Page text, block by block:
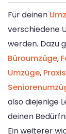
Für deinen
verschiedene
werden. Dazu
Büroumzüge,
Umzüge,
also diejenige
deinen
Ein weiterer